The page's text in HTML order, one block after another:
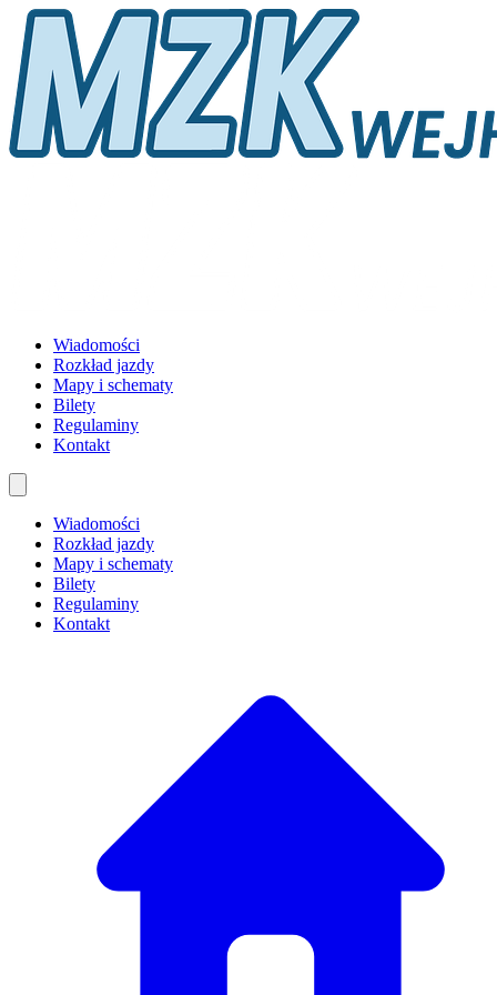
Wiadomości
Rozkład jazdy
Mapy i schematy
Bilety
Regulaminy
Kontakt
Wiadomości
Rozkład jazdy
Mapy i schematy
Bilety
Regulaminy
Kontakt